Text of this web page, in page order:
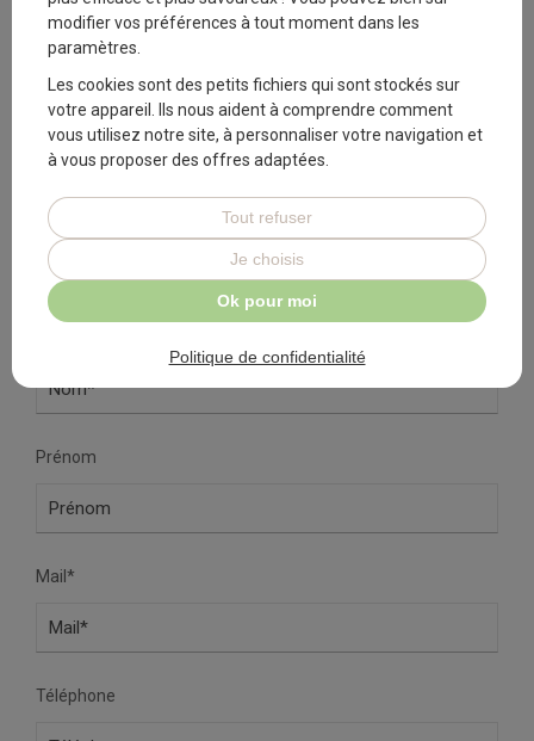
modifier vos préférences à tout moment dans les
paramètres.
Les cookies sont des petits fichiers qui sont stockés sur
votre appareil. Ils nous aident à comprendre comment
vous utilisez notre site, à personnaliser votre navigation et
à vous proposer des offres adaptées.
Ok pour moi
Tout refuser
Je choisis
Politique de confidentialité
des nids
Vous êtes une personne âgée ou une
famille, vous souhaitez un renseignement
par rapport à une admission.
Vous souhaitez des informations
complémentaires
Prénom
Mail*
Téléphone